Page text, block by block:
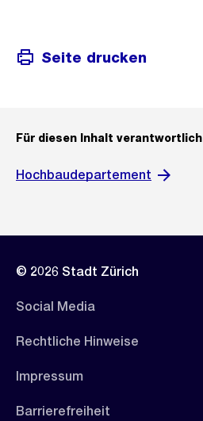
Seite drucken
Für diesen Inhalt verantwortlich
Hochbaudepartement
© 2026 Stadt Zürich
Social Media
Rechtliche Hinweise
Impressum
Barrierefreiheit